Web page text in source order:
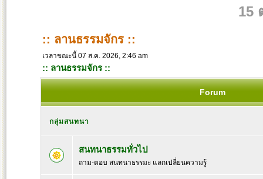
15
:: ลานธรรมจักร ::
เวลาขณะนี้ 07 ส.ค. 2026, 2:46 am
:: ลานธรรมจักร ::
Forum
กลุ่มสนทนา
สนทนาธรรมทั่วไป
ถาม-ตอบ สนทนาธรรมะ แลกเปลี่ยนความรู้